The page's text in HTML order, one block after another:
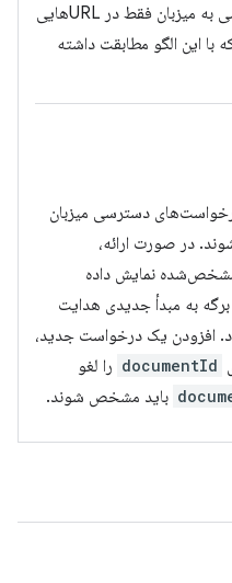
درخواست‌های دسترسی به میزبان فقط در URLهایی
با این الگو مطابقت داشته
دسترسی میزبان
در صورت ارائه،
نمایش داده
به ​​مبدأ جدیدی هدایت
یک درخواست جدید،
documentId را لغو
باید مشخص شوند.